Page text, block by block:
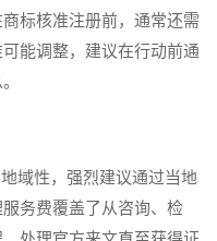
标核准注册前，通常还需
能调整，建议在行动前通
域性，强烈建议通过当地
务费覆盖了从咨询、检